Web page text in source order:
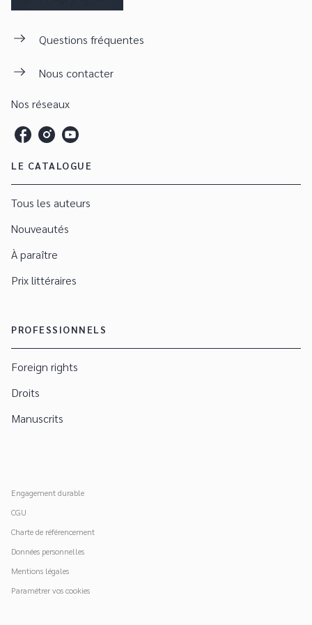
Questions fréquentes
Nous contacter
Nos réseaux
LE CATALOGUE
Tous les auteurs
Nouveautés
À paraître
Prix littéraires
PROFESSIONNELS
Foreign rights
Droits
Manuscrits
Engagement durable
CGU
Charte de référencement
Données personnelles
Mentions légales
Paramétrer vos cookies